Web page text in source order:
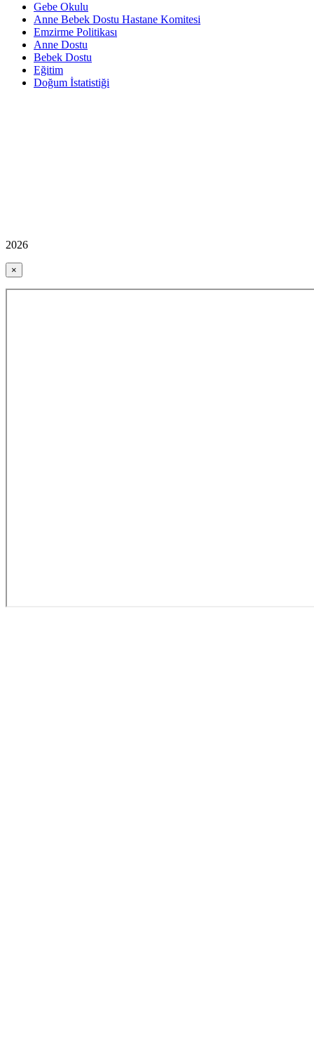
Gebe Okulu
Anne Bebek Dostu Hastane Komitesi
Emzirme Politikası
Anne Dostu
Bebek Dostu
Eğitim
Doğum İstatistiği
2026
×